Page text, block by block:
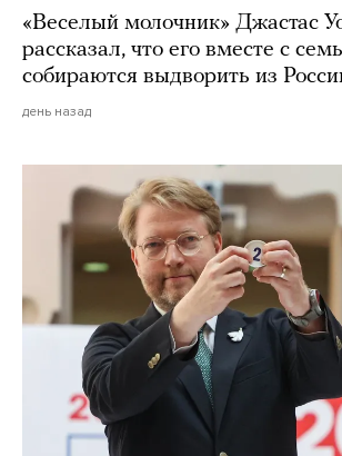
«Веселый молочник» Джастас
рассказал, что его вместе с
собираются выдворить из
день назад